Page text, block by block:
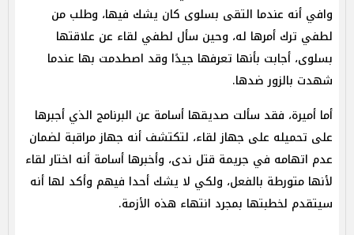
وافي أنه عندما التقى بسلوى كان يشك فيها، وطلب من
لطفي ترك أمرها له، وحين سأل لطفي لقاء عن علاقتها
بسلوى، أجابت بأنها تعرفها جيدًا وقد اصطدمت بها عندما
شهدت بالزور ضدها.
أما أميرة، فقد سألت صديقها أسامة عن البرنامج الذي أجبرها
على تحميله على جهاز لقاء، لتكتشف أنه جهاز مراقبة لضمان
عدم اتهامه في جريمة قتل ندى، وأخبرها أسامة أنه اختار لقاء
لأنها متورطة بالفعل، ولكي لا يشك أحدا فيهم وأكد لها أنه
سيتقدم لخطبتها بمجرد انتهاء هذه الأزمة.